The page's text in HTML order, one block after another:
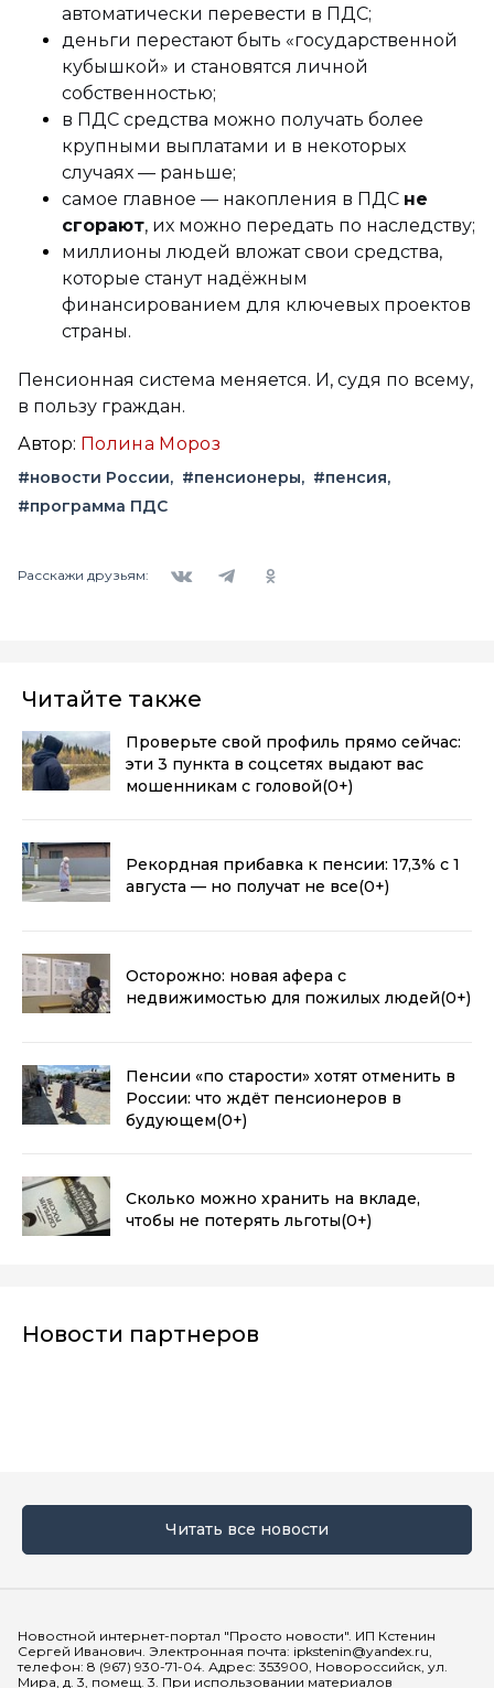
автоматически перевести в ПДС;
деньги перестают быть «государственной
кубышкой» и становятся личной
собственностью;
в ПДС средства можно получать более
крупными выплатами и в некоторых
случаях — раньше;
самое главное — накопления в ПДС не
сгорают, их можно передать по наследству;
миллионы людей вложат свои средства,
которые станут надёжным
финансированием для ключевых проектов
страны.
Пенсионная система меняется. И, судя по всему,
в пользу граждан.
Автор: Полина Мороз
#новости России #пенсионеры
#пенсия
#программа ПДС
Расскажи друзьям:
Читайте также
Проверьте свой профиль прямо сейчас:
эти 3 пункта в соцсетях выдают вас
мошенникам с головой(0+)
Рекордная прибавка к пенсии: 17,3% с 1
августа — но получат не все(0+)
Осторожно: новая афера с
недвижимостью для пожилых людей(0+)
Пенсии «по старости» хотят отменить в
России: что ждёт пенсионеров в
будующем(0+)
Сколько можно хранить на вкладе,
чтобы не потерять льготы(0+)
Новости партнеров
Читать все новости
Новостной интернет-портал "Просто новости". ИП Кстенин
Сергей Иванович. Электронная почта: ipkstenin@yandex.ru,
телефон: 8 (967) 930-71-04. Адрес: 353900, Новороссийск, ул.
Мира, д. 3, помещ. 3. При использовании материалов